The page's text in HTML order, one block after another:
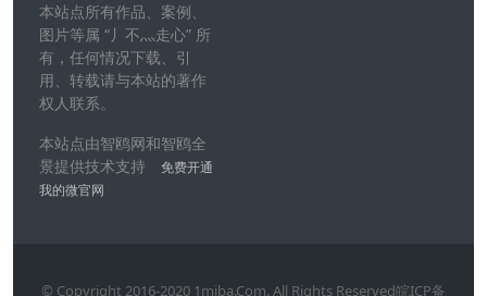
本站点所有作品、案例、
图片等属 “丿不灬走心” 所
有，任何情况下载、引
用、转载请与本站的著作
权人联系。
本站点由智鸥网和智鸥全
景提供技术支持
免费开通
我的微官网
© Copyright 2016-2020 1miba.Com. All Rights Reserved皖ICP备